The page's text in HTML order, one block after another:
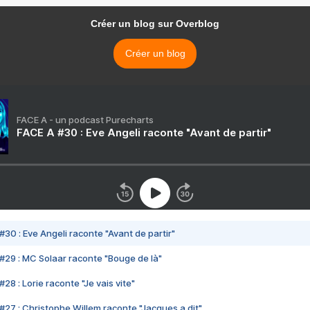
Créer un blog sur Overblog
Créer un blog
FACE A - un podcast Purecharts
FACE A #30 : Eve Angeli raconte "Avant de partir"
#30 : Eve Angeli raconte "Avant de partir"
#29 : MC Solaar raconte "Bouge de là"
#28 : Lorie raconte "Je vais vite"